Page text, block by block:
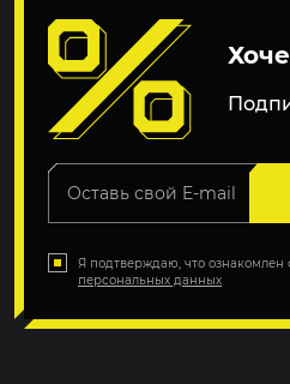
Я подтверждаю, что ознакомлен
персональных данных